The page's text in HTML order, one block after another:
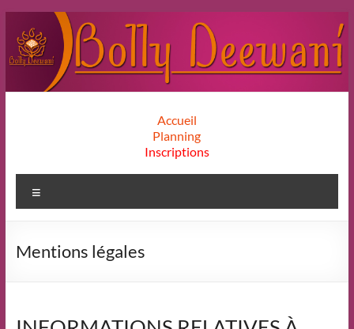
au
contenu
Accueil
Planning
Inscriptions
Mentions légales